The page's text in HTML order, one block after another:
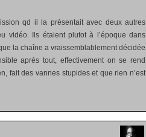
qd il la présentait avec deux autres
vidéo. Ils étaient plutot à l’époque dans
la chaîne a vraissemblablement décidée
aprés tout, effectivement on se rend
fait des vannes stupides et que rien n’est